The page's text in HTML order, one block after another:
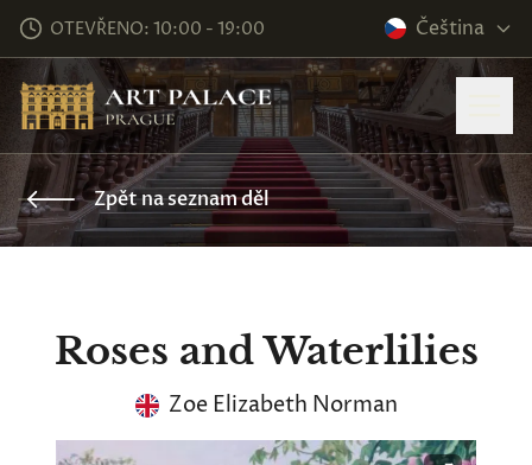
OTEVŘENO: 10:00 - 19:00 Čeština
Zpět na seznam děl
Roses and Waterlilies
Zoe Elizabeth Norman